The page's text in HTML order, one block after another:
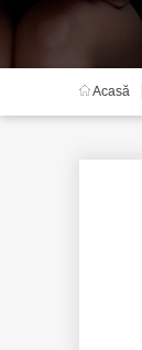
Acasă